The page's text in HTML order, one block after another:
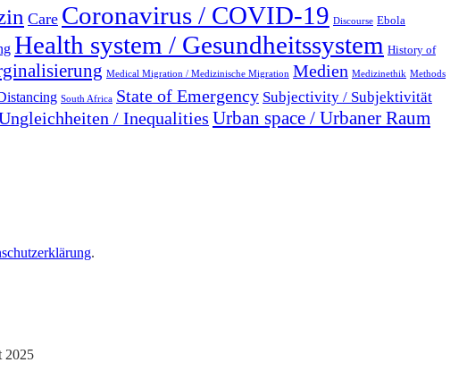
Care Coronavirus / COVID-19 Discourse Ebola
Health system / Gesundheitssystem History of
Medical Migration / Medizinische Migration Medien Medizinethik Methods
South Africa State of Emergency Subjectivity / Subjektivität
/ Inequalities Urban space / Urbaner Raum
.
2025